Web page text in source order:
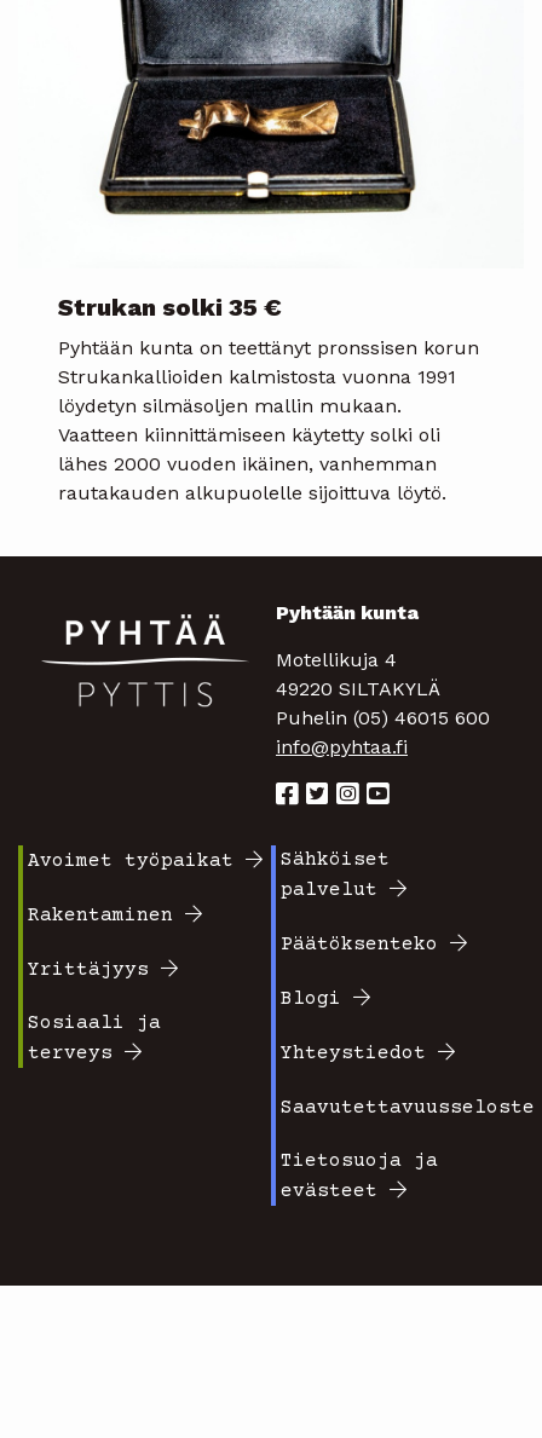
Strukan solki 35 €
Pyhtään kunta on teettänyt pronssisen korun
Strukankallioiden kalmistosta vuonna 1991
löydetyn silmäsoljen mallin mukaan.
Vaatteen kiinnittämiseen käytetty solki oli
lähes 2000 vuoden ikäinen, vanhemman
rautakauden alkupuolelle sijoittuva löytö.
Pyhtään kunta
Motellikuja 4
49220 SILTAKYLÄ
Puhelin (05) 46015 600
info@pyhtaa.fi
valikko
1
Avoimet työpaikat
Rakentaminen
Yrittäjyys
Sosiaali ja
terveys
Footer
2
Sähköiset
palvelut
Päätöksenteko
Blogi
Yhteystiedot
Saavutettavuusseloste
Tietosuoja ja
evästeet